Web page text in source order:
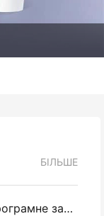
БІЛЬШЕ
Як вибрати правильне програмне забезпечення для вашого невеликого або середнього ресторану